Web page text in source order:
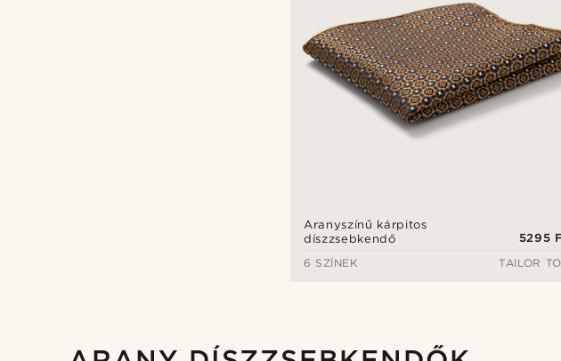
Aranyszínű kárpitos
díszzsebkendő
5295
6 SZÍNEK
TAILOR